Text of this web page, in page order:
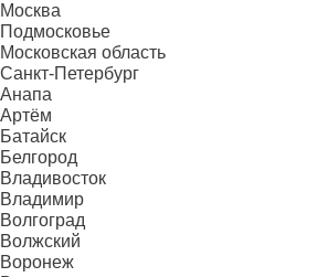
Москва
Подмосковье
Московская область
Санкт-Петербург
Анапа
Артём
Батайск
Белгород
Владивосток
Владимир
Волгоград
Волжский
Воронеж